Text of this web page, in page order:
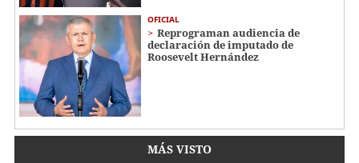
OFICIAL
Reprograman audiencia de
declaración de imputado de
Roosevelt Hernández
MÁS VISTO